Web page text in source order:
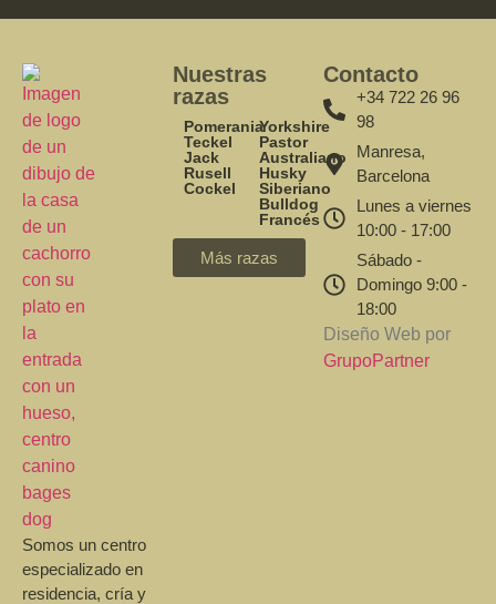
Somos un centro
especializado en
residencia, cría y
Nuestras
razas
Pomerania
Teckel
Jack
Rusell
Cockel
Yorkshire
Pastor
Australiano
Husky
Siberiano
Bulldog
Francés
Más razas
Contacto
+34 722 26 96
98
Manresa,
Barcelona
Lunes a viernes
10:00 - 17:00
Sábado -
Domingo 9:00 -
18:00
Diseño Web por
GrupoPartner